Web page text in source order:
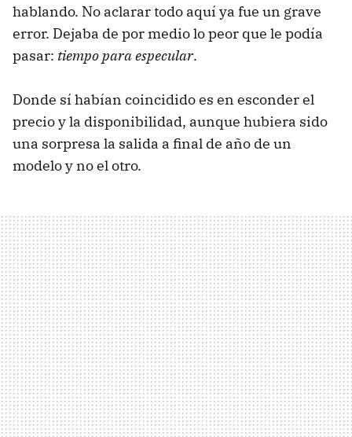
hablando. No aclarar todo aquí ya fue un grave
error. Dejaba de por medio lo peor que le podía
pasar: tiempo para especular.
Donde sí habían coincidido es en esconder el
precio y la disponibilidad, aunque hubiera sido
una sorpresa la salida a final de año de un
modelo y no el otro.